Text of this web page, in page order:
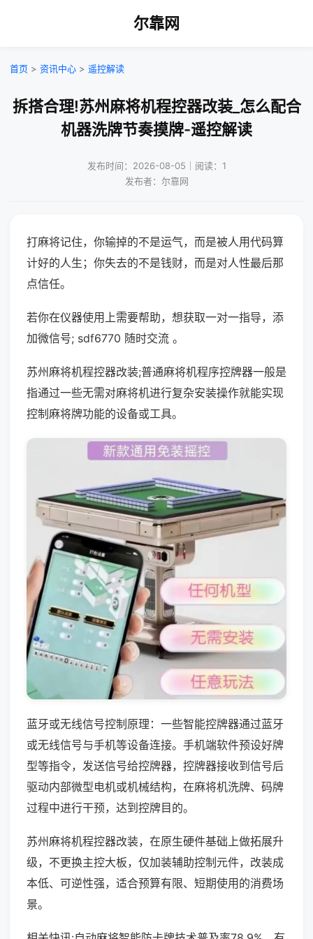
尔靠网
首页 > 资讯中心 > 遥控解读
拆搭合理!苏州麻将机程控器改装_怎么配合
机器洗牌节奏摸牌-遥控解读
发布时间：2026-08-05｜阅读：1
发布者：尔靠网
打麻将记住，你输掉的不是运气，而是被人用代码算
计好的人生；你失去的不是钱财，而是对人性最后那
点信任。
若你在仪器使用上需要帮助，想获取一对一指导，添
加微信号; sdf6770 随时交流 。
苏州麻将机程控器改装;普通麻将机程序控牌器一般是
指通过一些无需对麻将机进行复杂安装操作就能实现
控制麻将牌功能的设备或工具。
蓝牙或无线信号控制原理：一些智能控牌器通过蓝牙
或无线信号与手机等设备连接。手机端软件预设好牌
型等指令，发送信号给控牌器，控牌器接收到信号后
驱动内部微型电机或机械结构，在麻将机洗牌、码牌
过程中进行干预，达到控牌目的。
苏州麻将机程控器改装，在原生硬件基础上做拓展升
级，不更换主控大板，仅加装辅助控制元件，改装成
本低、可逆性强，适合预算有限、短期使用的消费场
景。